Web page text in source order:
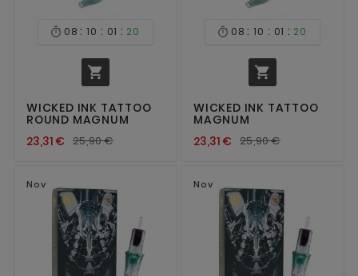
 08 : 10 : 01 : 20

WICKED INK TATTOO
ROUND MAGNUM
23,31 € 25,90 €
 08 : 10 : 01 : 20

WICKED INK TATTOO
MAGNUM
23,31 € 25,90 €
Nov Nov